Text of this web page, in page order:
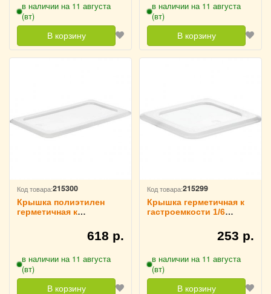
в наличии на 11 августа
(вт)
В корзину
в наличии на 11 августа
(вт)
В корзину
Код товара:215300
Крышка полиэтилен
герметичная к
L=32.5 см B=17.6 см
TouchLife, 213506618 р.
в наличии на 11 августа
(вт)
В корзину
Код товара:215299
Крышка герметичная к
гастроемкости 1/6
TouchLife, 213505253 р.
в наличии на 11 августа
(вт)
В корзину